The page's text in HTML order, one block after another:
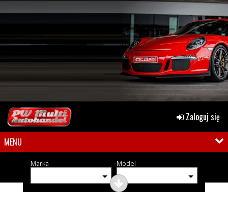
Zaloguj się
MENU
Marka Model